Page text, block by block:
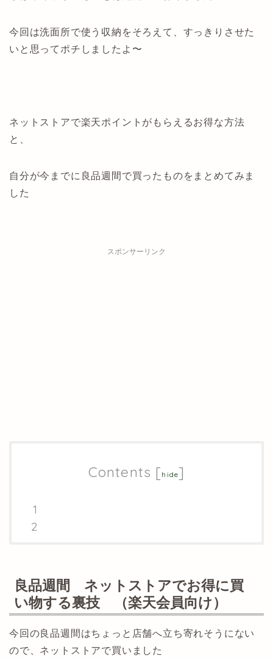
今回は洗面所で使う収納をそろえて、すっきりさせた
いと思ってポチしましたよ〜
ネットストアで楽天ポイントがもらえるお得な方法
と、
自分が今までに良品週間で買ったものをまとめてみま
した
スポンサーリンク
Contents [ hide]
良品週間 ネットストアでお得に買
い物する裏技 （楽天会員向け）
今回の良品週間はちょっと店舗へ立ち寄れそうにない
ので、ネットストアで買いました